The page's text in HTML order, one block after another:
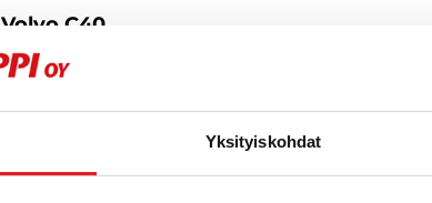
Yksityiskohdat
Volvo C40
Recharge Single Core aut - 6 kk korotonta ja
kulutonta maksuaikaa! - LÄMPÖPUMPPU, KEYLESS,
2023 , Automaatti, Sähkö, 58 000 km Käytetty